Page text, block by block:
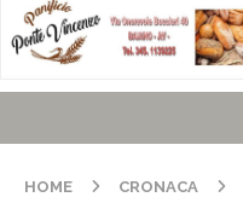
HOME CRONACA